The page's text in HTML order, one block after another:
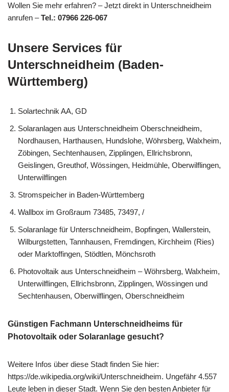
Wollen Sie mehr erfahren? – Jetzt direkt in Unterschneidheim
anrufen –Tel.: 07966 226-067
Unsere Services für
Unterschneidheim (Baden-
Württemberg)
Solartechnik AA, GD
Solaranlagen aus Unterschneidheim Oberschneidheim,
Nordhausen, Harthausen, Hundslohe, Wöhrsberg, Walxheim,
Zöbingen, Sechtenhausen, Zipplingen, Ellrichsbronn,
Geislingen, Greuthof, Wössingen, Heidmühle, Oberwilflingen,
Unterwilflingen
Stromspeicher in Baden-Württemberg
Wallbox im Großraum 73485, 73497, /
Solaranlage für Unterschneidheim, Bopfingen, Wallerstein,
Wilburgstetten, Tannhausen, Fremdingen, Kirchheim (Ries)
oder Marktoffingen, Stödtlen, Mönchsroth
Photovoltaik aus Unterschneidheim – Wöhrsberg, Walxheim,
Unterwilflingen, Ellrichsbronn, Zipplingen, Wössingen und
Sechtenhausen, Oberwilflingen, Oberschneidheim
Günstigen Fachmann Unterschneidheims für
Photovoltaik oder Solaranlage gesucht?
Weitere Infos über diese Stadt finden Sie hier:
https://de.wikipedia.org/wiki/Unterschneidheim. Ungefähr 4.557
Leute leben in dieser Stadt. Wenn Sie den besten Anbieter für